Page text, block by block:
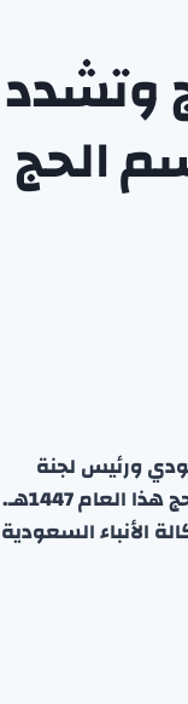
وتشدد
الحج
ورئيس لجنة
الحج العليا، على جاهزية قوات أمن الحج لتنفيذ الخطط الميدانية والتنظيمية المعتمدة لموسم حج هذا العام 1447هـ.
الأنباء السعودية